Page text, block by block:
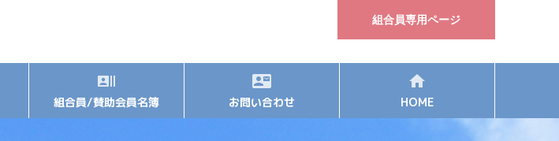
組合員専用ページ
組合員/賛助会員名簿 お問い合わせ HOME